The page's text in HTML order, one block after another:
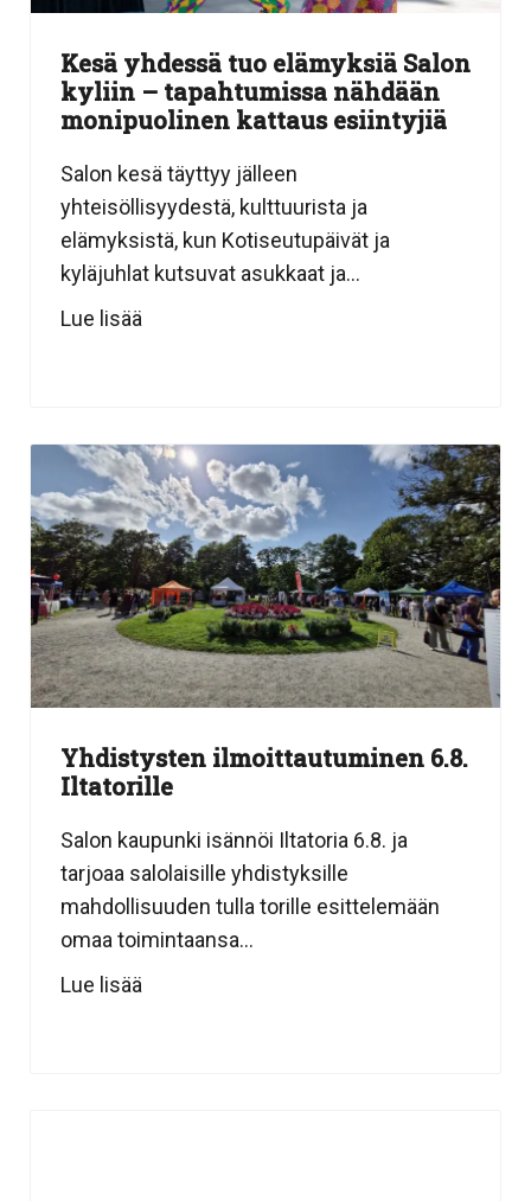
Kesä yhdessä tuo elämyksiä Salon
kyliin – tapahtumissa nähdään
monipuolinen kattaus esiintyjiä
Salon kesä täyttyy jälleen
yhteisöllisyydestä, kulttuurista ja
elämyksistä, kun Kotiseutupäivät ja
kyläjuhlat kutsuvat asukkaat ja...
Lue lisää
Yhdistysten ilmoittautuminen 6.8.
Iltatorille
Salon kaupunki isännöi Iltatoria 6.8. ja
tarjoaa salolaisille yhdistyksille
mahdollisuuden tulla torille esittelemään
omaa toimintaansa...
Lue lisää